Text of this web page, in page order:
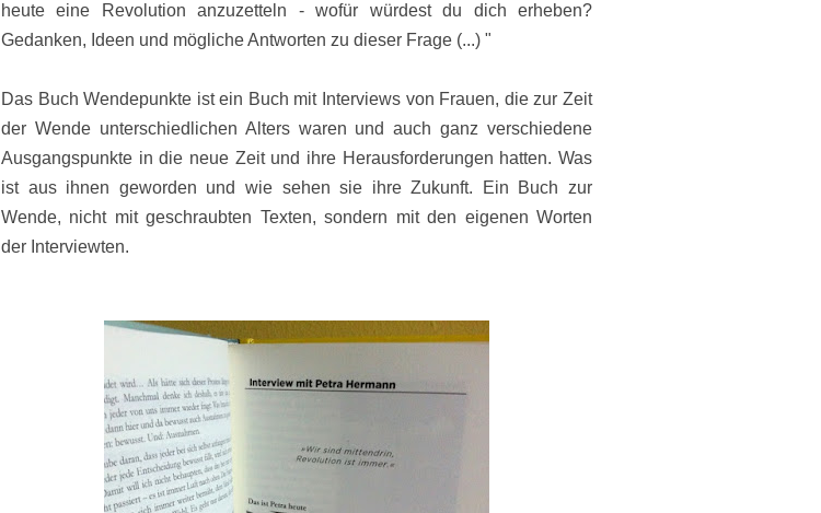
heute eine Revolution anzuzetteln - wofür würdest du dich erheben?
Gedanken, Ideen und mögliche Antworten zu dieser Frage (...) "
Das Buch Wendepunkte ist ein Buch mit Interviews von Frauen, die zur Zeit
der Wende unterschiedlichen Alters waren und auch ganz verschiedene
Ausgangspunkte in die neue Zeit und ihre Herausforderungen hatten. Was
ist aus ihnen geworden und wie sehen sie ihre Zukunft. Ein Buch zur
Wende, nicht mitgeschraubten Texten, sondern mit den eigenenWorten
der Interviewten.